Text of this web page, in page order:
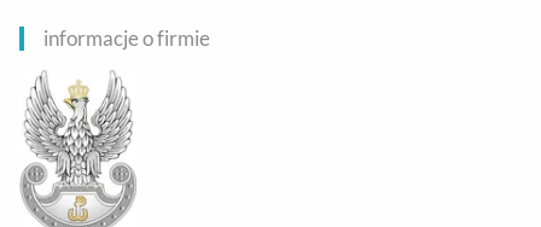
informacje o firmie